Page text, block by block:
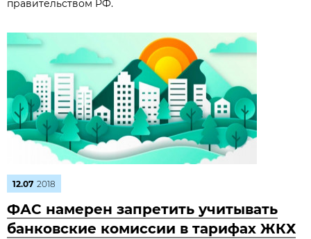
правительством РФ.
12.07 2018
ФАС намерен запретить учитывать
банковские комиссии в тарифах ЖКХ